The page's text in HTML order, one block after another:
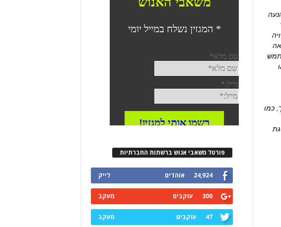
כמו
פורטל משאבי אנוש ברשתות החברתיות
24,924 אוהדים לייק
300 עוקבים מעקב
47 עוקבים מעקב